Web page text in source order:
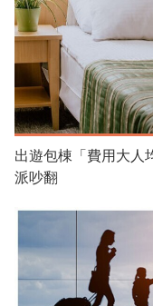
出遊包棟「費用大人
派吵翻